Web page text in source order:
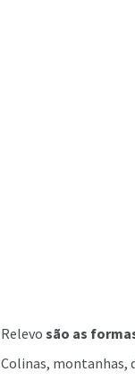
Relevo são as
Colinas, montanhas,